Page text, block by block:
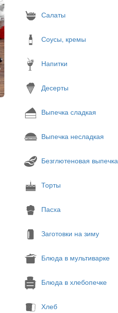
Салаты
Соусы, кремы
Напитки
Десерты
Выпечка сладкая
Выпечка несладкая
Безглютеновая выпечка
Торты
Пасха
Заготовки на зиму
Блюда в мультиварке
Блюда в хлебопечке
Хлеб